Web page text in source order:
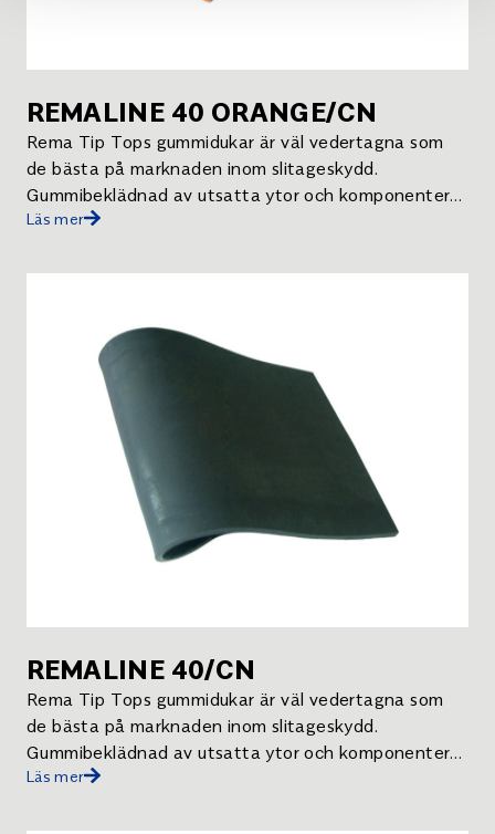
REMALINE 40 ORANGE/CN
Rema Tip Tops gummidukar är väl vedertagna som
de bästa på marknaden inom slitageskydd.
Gummibeklädnad av utsatta ytor och komponenter
minskar risken för driftstopp och underhållskostnader
Läs mer
REMALINE 40/CN
Rema Tip Tops gummidukar är väl vedertagna som
de bästa på marknaden inom slitageskydd.
Gummibeklädnad av utsatta ytor och komponenter
minskar risken för driftstopp och underhållskostnader
Läs mer